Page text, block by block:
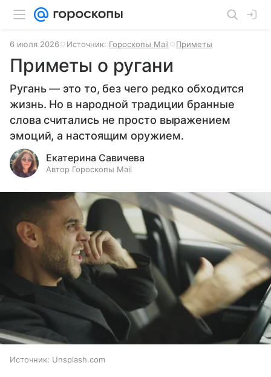
6 июля 2026 Источник: Гороскопы Mail Приметы
Приметы о ругани
Ругань — это то, без чего редко обходится
жизнь. Но в народной традиции бранные
слова считались не просто выражением
эмоций, а настоящим оружием.
Екатерина Савичева
Автор Гороскопы Mail
Источник: Unsplash.com